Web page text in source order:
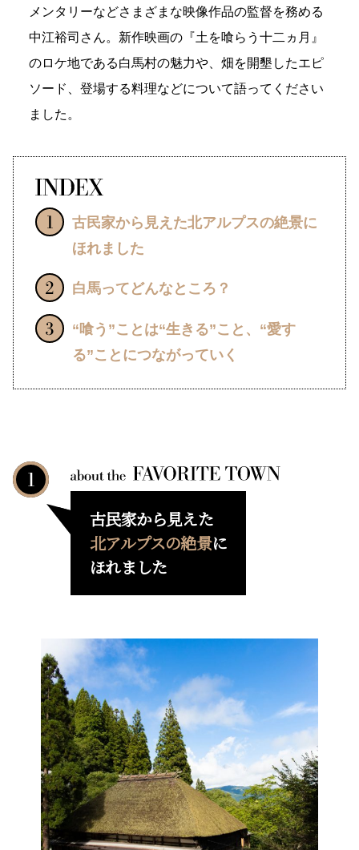
メンタリーなどさまざまな映像作品の監督を務める
中江裕司さん。新作映画の『土を喰らう十二ヵ月』
のロケ地である白馬村の魅力や、畑を開墾したエピ
ソード、登場する料理などについて語ってください
ました。
古民家から見えた北アルプスの絶景に
ほれました
白馬ってどんなところ？
“喰う”ことは“生きる”こと、“愛す
る”ことにつながっていく
古民家から見えた
北アルプスの絶景に
ほれました